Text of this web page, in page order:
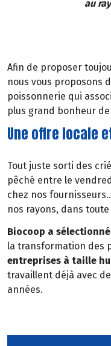
au
Afin de proposer
nous vous proposons
poissonnerie qui
plus grand bonheur
Une offre locale
Tout juste sorti des
pêché entre le
chez nos
nos rayons, dans toute
Biocoop a
la transformation des
entreprises à taille
travaillent déjà avec
années.